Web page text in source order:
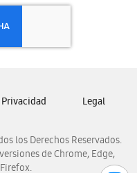
los Derechos Reservados.
de Chrome, Edge,
Privacidad Legal